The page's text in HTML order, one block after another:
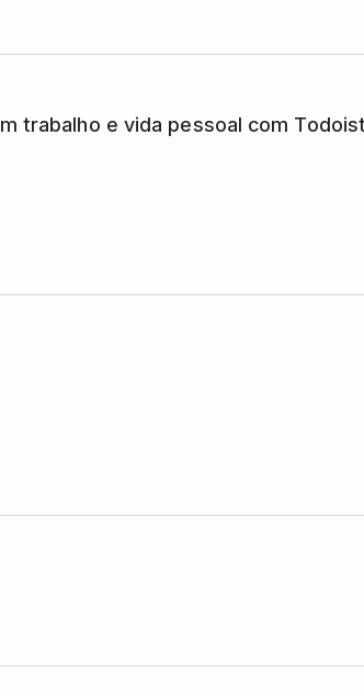
trabalho e vida pessoal com